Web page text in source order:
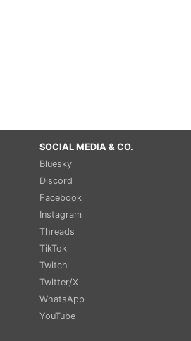
SOCIAL MEDIA & CO.
Bluesky
Discord
Facebook
Instagram
Threads
TikTok
Twitch
Twitter/X
WhatsApp
YouTube